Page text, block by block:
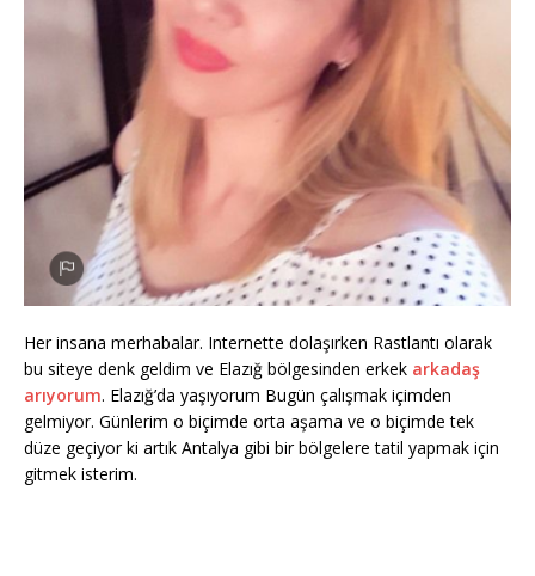
Her insana merhabalar. Internette dolaşırken Rastlantı olarak
bu siteye denk geldim ve Elazığ bölgesinden erkek arkadaş
arıyorum. Elazığ’da yaşıyorum Bugün çalışmak içimden
gelmiyor. Günlerim o biçimde orta aşama ve o biçimde tek
düze geçiyor ki artık Antalya gibi bir bölgelere tatil yapmak için
gitmek isterim.